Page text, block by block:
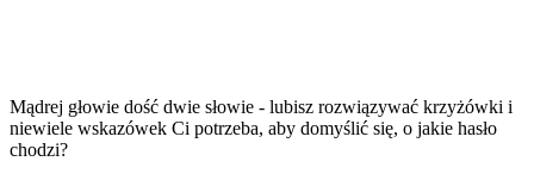
Mądrej głowie dość dwie słowie - lubisz rozwiązywać krzyżówki i
niewiele wskazówek Ci potrzeba, aby domyślić się, o jakie hasło
chodzi?